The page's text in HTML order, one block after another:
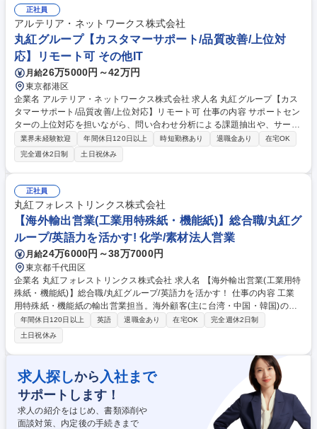
行と決算着地のリードなど ■税務会計(データ集計まで)：各種税務申告
（法人税・住民税・事業税・消費税）に必要な基礎データの集計・整備な
ど ■業務改善DX推進：管理会計業務を中心とした現状の業務課題の抽出な
ど 募集職種 【経理・管理会計(総合職)】第二新卒歓迎/丸紅グループの安
定土台
正社員
アルテリア・ネットワークス株式会社
丸紅グループ【カスタマーサポート/品質改善/上位対
応】リモート可 その他IT
月給26万5000円～42万円
東京都港区
企業名 アルテリア・ネットワークス株式会社 求人名 丸紅グループ【カス
タマーサポート/品質改善/上位対応】リモート可 仕事の内容 サポートセン
ターの上位対応を担いながら、問い合わせ分析による課題抽出や、サービ
ス・業務の品質改善を推進します。関係部門と連携し、顧客体験(CX)の向
上とサービス価値の最大化をリードする役割です。 【詳細】▼品質改善/C
X向上:エスカレーション対応方針決定、課題抽出および対応策立案/実行、
サービス改善提案 ▼社内調整:開発/営業/運用部門との連携、顧客説明内容
の精査、部署間の利害調整 ▼業務設計/ナレッジ整備:マニュアル/FAQの整
備、サポートセンターへの教育/展開 【働き方】平日日中勤務が基本です
が、夜間/休日は当番制でエスカレーション対応有。リモート勤務も可能。
※詳細は面接時お伝えさせていただきます。 募集職種 丸紅グループ【カ
スタマーサポート/品質改善/上位対応】リモート可
業界未経験歓迎 年間休日120日以上 時短勤務あり 退職金あり
在宅OK
完全週休2日制
土日祝休み
正社員
丸紅フォレストリンクス株式会社
【海外輸出営業(工業用特殊紙・機能紙)】総合職/丸紅グ
ループ/英語力を活かす! 化学/素材法人営業
月給24万6000円～38万7000円
東京都千代田区
企業名 丸紅フォレストリンクス株式会社 求人名 【海外輸出営業(工業用特
殊紙・機能紙)】総合職/丸紅グループ/英語力を活かす！ 仕事の内容 工業
用特殊紙・機能紙の輸出営業担当。海外顧客(主に台湾・中国・韓国)のニ
ーズを把握し、国内のサプライヤー(メーカー)との調整を行いながら、受
注から船積み段取りまでの一連のプロセスを担当(海外出張あり)。 【具体
的には】■液晶用合紙や金属間合紙等の工業用特殊紙・機能紙の国内メー
カーから海外顧客への輸出業務(丸紅/海外店との折衝含めた業務あり)。英
語での商談、国内製紙メーカーとの仕様調整、船積みまでの輸出業務全般
をサポート。 ■顧客は海外パッケージ開発課全体で20社程度。チームで顧
客を担当。 ■海外出張は月に1回程度(1回あたり3.4日程度)。 募集職種
【海外輸出営業(工業用特殊紙・機能紙)】総合職/丸紅グループ/英語力を活
かす！
年間休日120日以上 英語 退職金あり 在宅OK
完全週休2日制
土日祝休み
求人探しから 入社まで
サポートします！
求人の紹介をはじめ、書類添削や
面談対策、内定後の手続きまで